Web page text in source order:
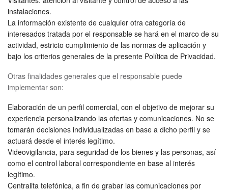
instalaciones.
La información existente de cualquier otra categoría de
interesados tratada por el responsable se hará en el marco de su
actividad, estricto cumplimiento de las normas de aplicación y
bajo los criterios generales de la presente Política de Privacidad.
Otras finalidades generales que el responsable puede
implementar son:
Elaboración de un perfil comercial, con el objetivo de mejorar su
experiencia personalizando las ofertas y comunicaciones. No se
tomarán decisiones individualizadas en base a dicho perfil y se
actuará desde el interés legítimo.
Videovigilancia, para seguridad de los bienes y las personas, así
como el control laboral correspondiente en base al interés
legítimo.
Centralita telefónica, a fin de grabar las comunicaciones por